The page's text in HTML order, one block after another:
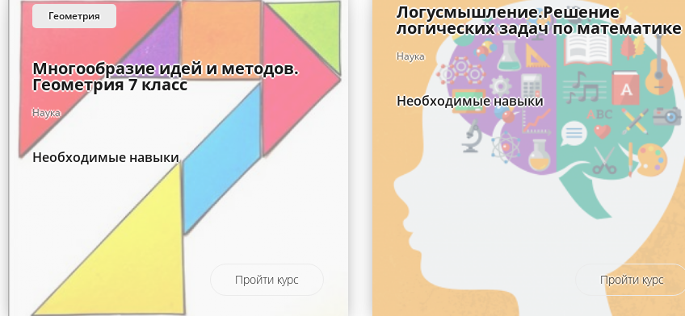
геометрия
Многообразие идей и методов.
Геометрия 7 класс
Наука
Необходимые навыки
Пройти курс
Логусмышление.Решение
логических задач по математике
Наука
Необходимые навыки
Пройти курс